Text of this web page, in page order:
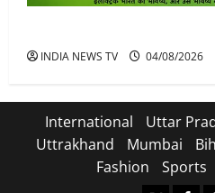
INDIA NEWS TV 04/08/2026
International Uttar
Uttrakhand
Mumbai
Fashion
Sports